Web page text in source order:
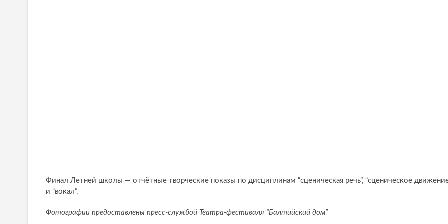
Финал Летней школы — отчётные творческие показы по дисциплинам “сценическая речь”, “сценическое
и “вокал”.
Фотографии предоставлены пресс-службой Театра-фестиваля “Балтийский дом”